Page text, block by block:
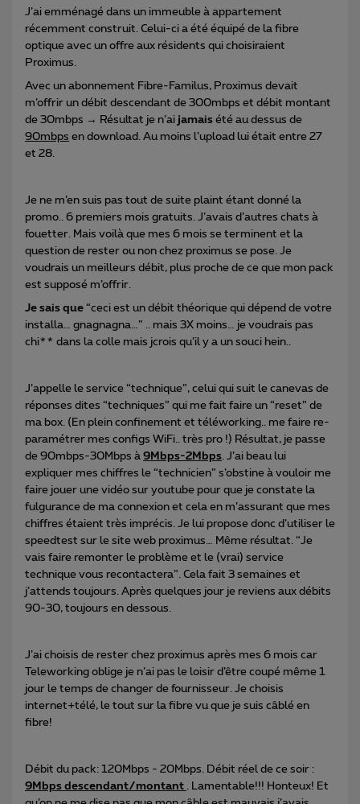
J’ai emménagé dans un immeuble à appartement
récemment construit. Celui-ci a été équipé de la fibre
optique avec un offre aux résidents qui choisiraient
Proximus.
Avec un abonnement Fibre-Familus, Proximus devait
m’offrir un débit descendant de 300mbps et débit montant
de 30mbps → Résultat je n’ai jamais été au dessus de
90mbps en download. Au moins l’upload lui était entre 27
et 28.
Je ne m’en suis pas tout de suite plaint étant donné la
promo.. 6 premiers mois gratuits. J’avais d’autres chats à
fouetter. Mais voilà que mes 6 mois se terminent et la
question de rester ou non chez proximus se pose. Je
voudrais un meilleurs débit, plus proche de ce que mon pack
est supposé m’offrir.
Je sais que “ceci est un débit théorique qui dépend de votre
installa… gnagnagna…” .. mais 3X moins… je voudrais pas
chi** dans la colle mais jcrois qu’il y a un souci hein..
J’appelle le service “technique”, celui qui suit le canevas de
réponses dites “techniques” qui me fait faire un “reset” de
ma box. (En plein confinement et téléworking.. me faire re-
paramétrer mes configs WiFi.. très pro !) Résultat, je passe
de 90mbps-30Mbps à 9Mbps-2Mbps . J’ai beau lui
expliquer mes chiffres le “technicien” s’obstine à vouloir me
faire jouer une vidéo sur youtube pour que je constate la
fulgurance de ma connexion et cela en m’assurant que mes
chiffres étaient très imprécis. Je lui propose donc d’utiliser le
speedtest sur le site web proximus… Même résultat. “Je
vais faire remonter le problème et le (vrai) service
technique vous recontactera”. Cela fait 3 semaines et
j’attends toujours. Après quelques jour je reviens aux débits
90-30, toujours en dessous.
J’ai choisis de rester chez proximus après mes 6 mois car
Teleworking oblige je n’ai pas le loisir d’être coupé même 1
jour le temps de changer de fournisseur. Je choisis
internet+télé, le tout sur la fibre vu que je suis câblé en
fibre!
Débit du pack: 120Mbps - 20Mbps. Débit réel de ce soir :
9Mbps descendant/montant
. Lamentable!!! Honteux! Et